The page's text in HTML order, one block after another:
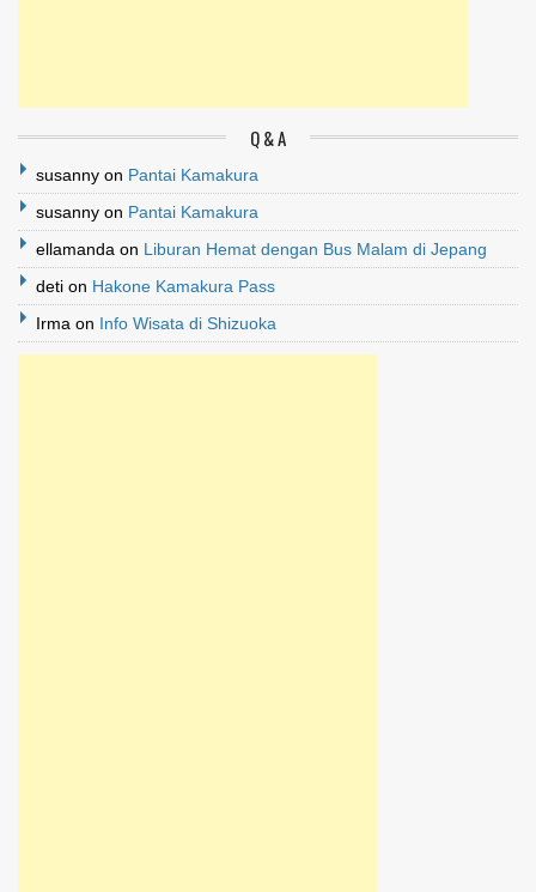
Q & A
susanny on Pantai Kamakura
susanny on Pantai Kamakura
ellamanda on Liburan Hemat dengan Bus Malam di Jepang
deti on Hakone Kamakura Pass
Irma on Info Wisata di Shizuoka